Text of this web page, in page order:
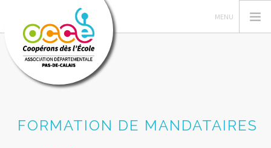
GERER SA COOPERATIVE
FORMATION DE MANDATAIRES